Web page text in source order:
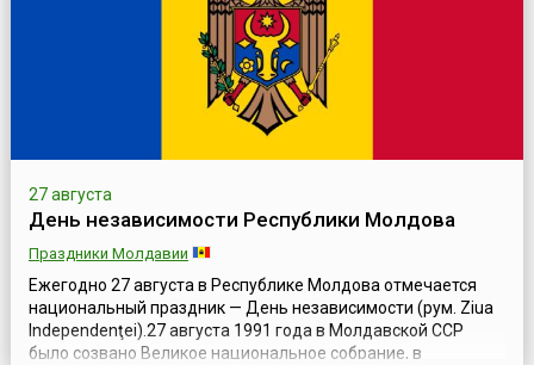
27 августа
День независимости Республики Молдова
Праздники Молдавии
Ежегодно 27 августа в Республике Молдова отмечается
национальный праздник — День независимости (рум. Ziua
Independenţei).27 августа 1991 года в Молдавской ССР
было созвано Великое национальное собрание, в